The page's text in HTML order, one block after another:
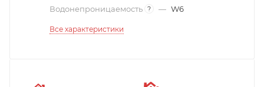
Водонепроницаемость ? — W6
Все характеристики